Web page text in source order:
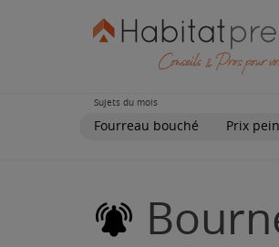
Sujets du mois
Fourreau bouché Prix